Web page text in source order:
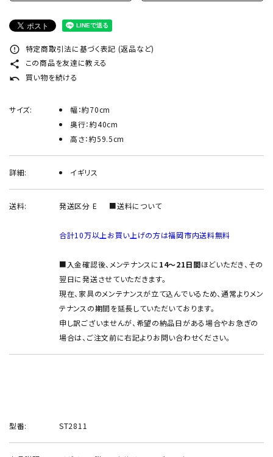
error_outline 特定商取引法に基づく表記 (返品など)
share この商品を友達に教える
undo 買い物を続ける
サイズ:
幅：約70cm
奥行：約40cm
高さ：約59.5cm
詳細: イギリス
送料: 発送区分 E ■送料について
合計10万以上お買い上げの方は福岡市内送料無料
■入金確認後、メンテナンスに 14～21日間ほどいただき、その
翌日に発送させていただきます。
現在、家具のメンテナンスが立て込んでいるため、通常よりメン
テナンスの期間を延長していただいております。
申し訳ございませんが、希望の納品日がある場合やお急ぎの
場合は、ご注文前に右記よりお問い合わせください。
型番: ST2811